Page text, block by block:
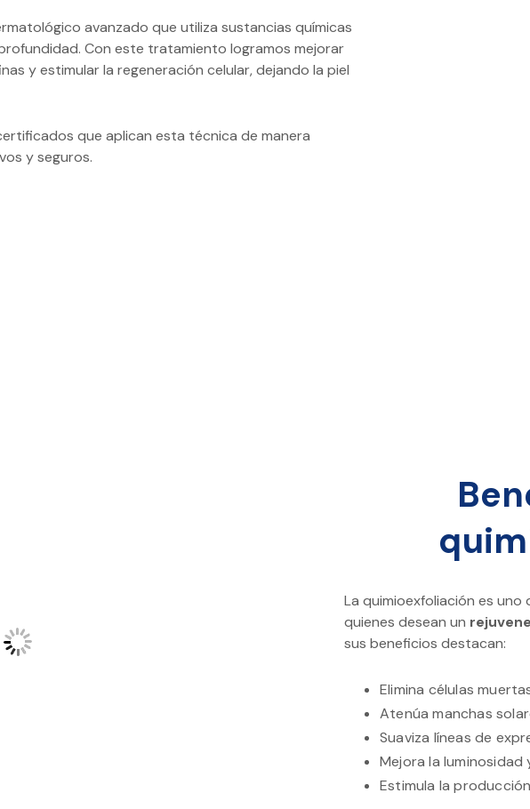
avanzado que utiliza sustancias químicas
Con este tratamiento logramos mejorar
y estimular la regeneración celular, dejando la piel
que aplican esta técnica de manera
y seguros.
La quimioexfoliación es
quienes desean un
sus beneficios destacan:
Elimina células
Atenúa manchas
Suaviza líneas de
Mejora la
Estimula la